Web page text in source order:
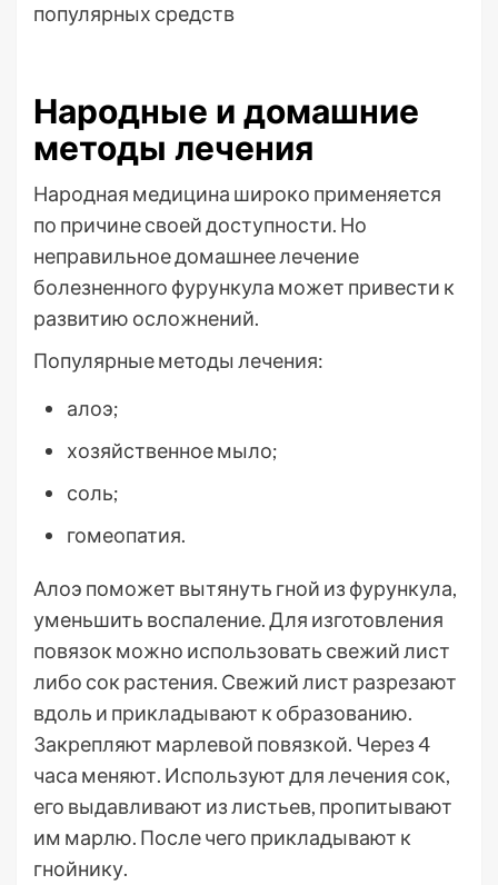
Народные и домашние
методы лечения
Народная медицина широко применяется
по причине своей доступности. Но
неправильное домашнее лечение
болезненного фурункула может привести к
развитию осложнений.
Популярные методы лечения:
алоэ;
хозяйственное мыло;
соль;
гомеопатия.
Алоэ поможет вытянуть гной из фурункула,
уменьшить воспаление. Для изготовления
повязок можно использовать свежий лист
либо сок растения. Свежий лист разрезают
вдоль и прикладывают к образованию.
Закрепляют марлевой повязкой. Через 4
часа меняют. Используют для лечения сок,
его выдавливают из листьев, пропитывают
им марлю. После чего прикладывают к
гнойнику.